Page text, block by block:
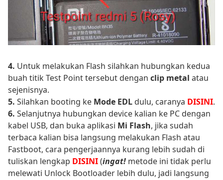
4. Untuk melakukan Flash silahkan hubungkan kedua
buah titik Test Point tersebut dengan clip metal atau
sejenisnya.
5. Silahkan booting ke Mode EDL dulu, caranya DISINI.
6. Selanjutnya hubungkan device kalian ke PC dengan
kabel USB, dan buka aplikasi Mi Flash, jika sudah
terbaca kalian bisa langsung melakukan Flash atau
Fastboot, cara pengerjaannya kurang lebih sudah di
tuliskan lengkap DISINI(ingat! metode ini tidak perlu
melewati Unlock Bootloader lebih dulu, jadi langsung